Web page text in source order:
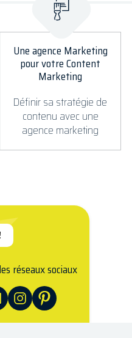
Une agence Marketing
pour votre Content
Marketing
Définir sa stratégie de
contenu avec une
agence marketing
réseaux sociaux